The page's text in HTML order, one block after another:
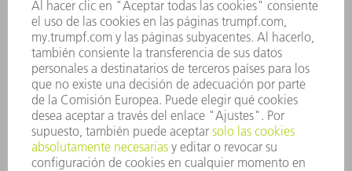
INFORME ANUAL
PRINCIPIOS CORPORATIVOS
CUMPLIMIENTO
SISTEMA DE INFORMADORES
SEGURIDAD
COMUNICADOS DE PRENSA
REVISTAS
SOSTENIBILIDAD
MEDIO AMBIENTE Y CLIMA
SOCIEDAD Y EMPRESA
GESTIÓN EMPRESARIAL